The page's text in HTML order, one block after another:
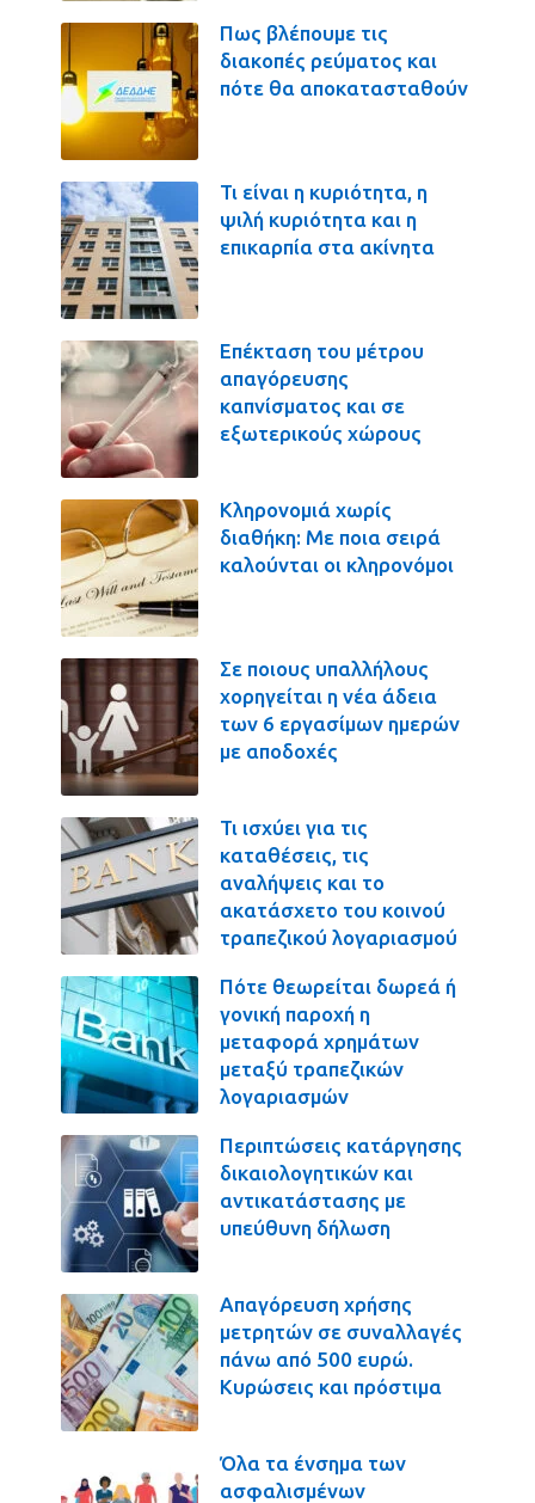
Πως βλέπουμε τις
διακοπές ρεύματος και
πότε θα αποκατασταθούν
Τι είναι η κυριότητα, η
ψιλή κυριότητα και η
επικαρπία στα ακίνητα
Επέκταση του μέτρου
απαγόρευσης
καπνίσματος και σε
εξωτερικούς χώρους
Κληρονομιά χωρίς
διαθήκη: Με ποια σειρά
καλούνται οι κληρονόμοι
Σε ποιους υπαλλήλους
χορηγείται η νέα άδεια
των 6 εργασίμων ημερών
με αποδοχές
Τι ισχύει για τις
καταθέσεις, τις
αναλήψεις και το
ακατάσχετο του κοινού
τραπεζικού λογαριασμού
Πότε θεωρείται δωρεά ή
γονική παροχή η
μεταφορά χρημάτων
μεταξύ τραπεζικών
λογαριασμών
Περιπτώσεις κατάργησης
δικαιολογητικών και
αντικατάστασης με
υπεύθυνη δήλωση
Απαγόρευση χρήσης
μετρητών σε συναλλαγές
πάνω από 500 ευρώ.
Κυρώσεις και πρόστιμα
Όλα τα ένσημα των
ασφαλισμένων